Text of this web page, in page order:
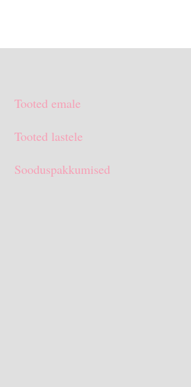
Tooted emale
Tooted lastele
Sooduspakkumised